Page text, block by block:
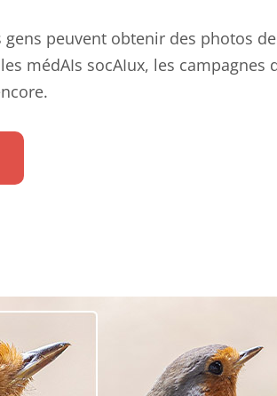
gens peuvent obtenir des photos
médAIs socAIux, les campagnes